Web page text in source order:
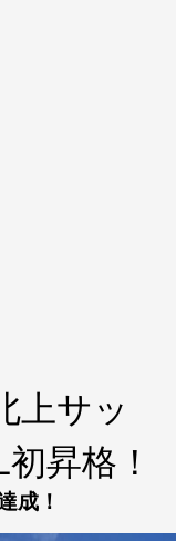
上サッ
昇格！
成！